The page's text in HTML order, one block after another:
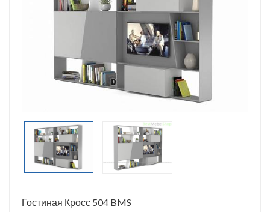
Гостиная Кросс 504 BMS